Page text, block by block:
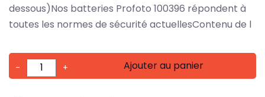
dessous)Nos batteries Profoto 100396 répondent à
toutes les normes de sécurité actuellesContenu de l
- + Ajouter au panier